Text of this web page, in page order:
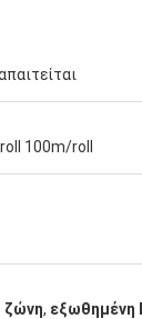
τα προϊόντα σας
στις αγορές μου.
100m/roll
ζώνη, εξωθημένη